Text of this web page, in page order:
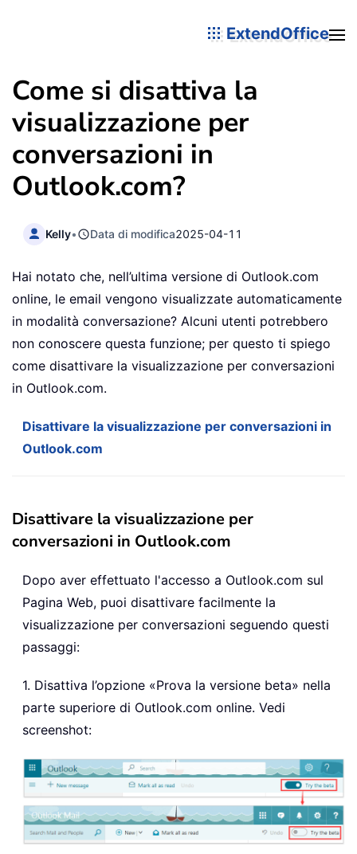
ExtendOffice
Come si disattiva la
visualizzazione per
conversazioni in
Outlook.com?
Kelly• Data di modifica2025-04-11
Hai notato che, nell’ultima versione di Outlook.com
online, le email vengono visualizzate automaticamente
in modalità conversazione? Alcuni utenti potrebbero
non conoscere questa funzione; per questo ti spiego
come disattivare la visualizzazione per conversazioni
in Outlook.com.
Disattivare la visualizzazione per conversazioni in
Outlook.com
Disattivare la visualizzazione per
conversazioni in Outlook.com
Dopo aver effettuato l'accesso a Outlook.com sul
Pagina Web, puoi disattivare facilmente la
visualizzazione per conversazioni seguendo questi
passaggi:
1. Disattiva l’opzione «Prova la versione beta» nella
parte superiore di Outlook.com online. Vedi
screenshot: